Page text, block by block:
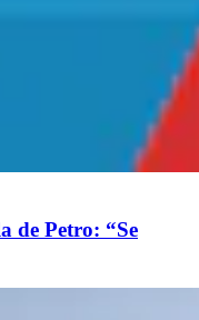
de Petro: “Se